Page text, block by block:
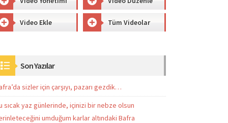
Video Ekle Tüm Videolar
Son Yazılar
sizler için çarşıyı, pazarı gezdik…
sıcak yaz günlerinde, içinizi bir nebze olsun
umduğum karlar altındaki Bafra